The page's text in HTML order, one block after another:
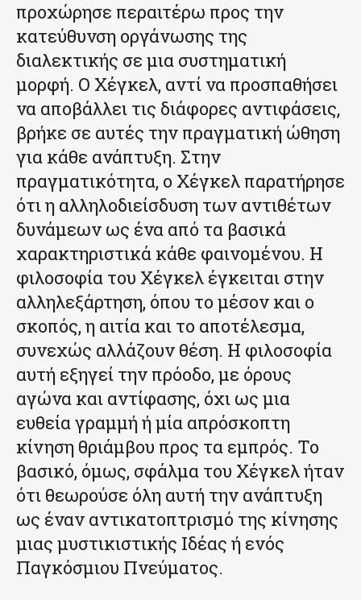
προχώρησε περαιτέρω προς την
κατεύθυνση οργάνωσης της
διαλεκτικής σε μια συστηματική
μορφή. Ο Χέγκελ, αντί να προσπαθήσει
να αποβάλλει τις διάφορες αντιφάσεις,
βρήκε σε αυτές την πραγματική ώθηση
για κάθε ανάπτυξη. Στην
πραγματικότητα, ο Χέγκελ παρατήρησε
ότι η αλληλοδιείσδυση των αντιθέτων
δυνάμεων ως ένα από τα βασικά
χαρακτηριστικά κάθε φαινομένου. Η
φιλοσοφία του Χέγκελ έγκειται στην
αλληλεξάρτηση, όπου το μέσον και ο
σκοπός, η αιτία και το αποτέλεσμα,
συνεχώς αλλάζουν θέση. Η φιλοσοφία
αυτή εξηγεί την πρόοδο, με όρους
αγώνα και αντίφασης, όχι ως μια
ευθεία γραμμή ή μία απρόσκοπτη
κίνηση θριάμβου προς τα εμπρός. Το
βασικό, όμως, σφάλμα του Χέγκελ ήταν
ότι θεωρούσε όλη αυτή την ανάπτυξη
ως έναν αντικατοπτρισμό της κίνησης
μιας μυστικιστικής Ιδέας ή ενός
Παγκόσμιου Πνεύματος.